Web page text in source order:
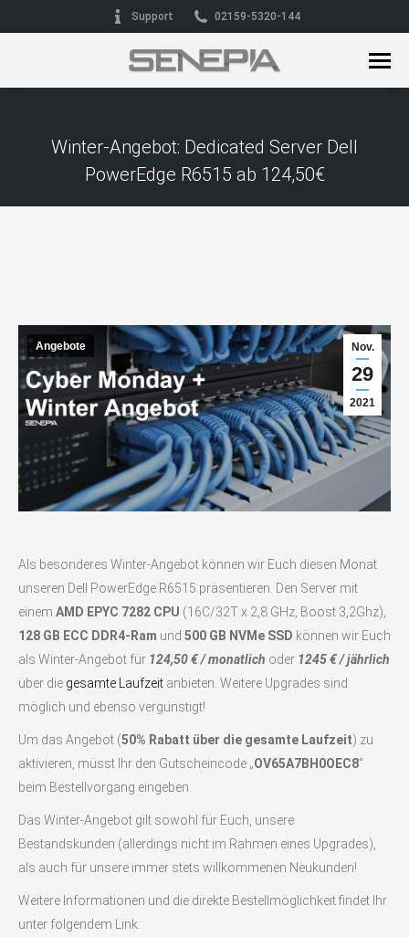
Support 02159-5320-144
Winter-Angebot: Dedicated Server Dell
PowerEdge R6515 ab 124,50€
Nov.
29
2021
Angebote
Als besonderes Winter-Angebot können wir Euch diesen Monat
unseren Dell PowerEdge R6515 präsentieren. Den Server mit
einem AMD EPYC 7282 CPU (16C/32T x 2,8 GHz, Boost 3,2Ghz),
128 GB ECC DDR4-Ram und 500 GB NVMe SSD können wir Euch
als Winter-Angebot für 124,50 € / monatlich oder 1245 € / jährlich
über die gesamte Laufzeit anbieten. Weitere Upgrades sind
möglich und ebenso vergünstigt!
Um das Angebot (50% Rabatt über die gesamte Laufzeit) zu
aktivieren, müsst Ihr den Gutscheincode „OV65A7BH0OEC8“
beim Bestellvorgang eingeben.
Das Winter-Angebot gilt sowohl für Euch, unsere
Bestandskunden (allerdings nicht im Rahmen eines Upgrades),
als auch für unsere immer stets willkommenen Neukunden!
Weitere Informationen und die direkte Bestellmöglichkeit findet Ihr
unter folgendem Link: